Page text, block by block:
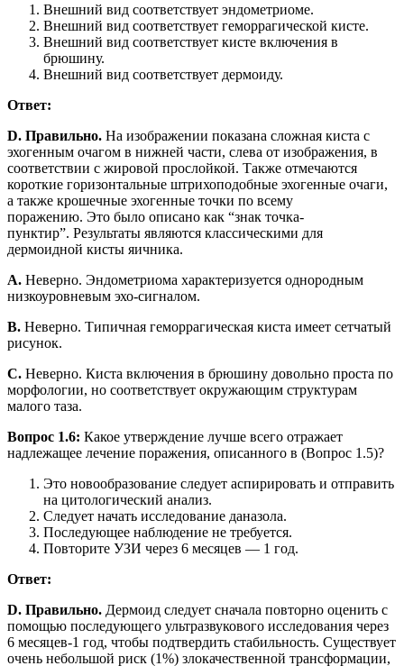
Внешний вид соответствует эндометриоме.
Внешний вид соответствует геморрагической кисте.
Внешний вид соответствует кисте включения в
брюшину.
Внешний вид соответствует дермоиду.
Ответ:
D. Правильно. На изображении показана сложная киста с
эхогенным очагом в нижней части, слева от изображения, в
соответствии с жировой прослойкой. Также отмечаются
короткие горизонтальные штрихоподобные эхогенные очаги,
а также крошечные эхогенные точки по всему
поражению. Это было описано как “знак точка-
пунктир”. Результаты являются классическими для
дермоидной кисты яичника.
A. Неверно. Эндометриома характеризуется однородным
низкоуровневым эхо-сигналом.
B. Неверно. Типичная геморрагическая киста имеет сетчатый
рисунок.
C. Неверно. Киста включения в брюшину довольно проста по
морфологии, но соответствует окружающим структурам
малого таза.
Вопрос 1.6: Какое утверждение лучше всего отражает
надлежащее лечение поражения, описанного в (Вопрос 1.5)?
Это новообразование следует аспирировать и отправить
на цитологический анализ.
Следует начать исследование даназола.
Последующее наблюдение не требуется.
Повторите УЗИ через 6 месяцев — 1 год.
Ответ:
D. Правильно. Дермоид следует сначала повторно оценить с
помощью последующего ультразвукового исследования через
6 месяцев-1 год, чтобы подтвердить стабильность. Существует
очень небольшой риск (1%) злокачественной трансформации,